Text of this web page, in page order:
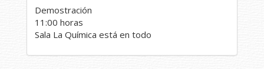
Demostración
11:00 horas
Sala La Química está en todo